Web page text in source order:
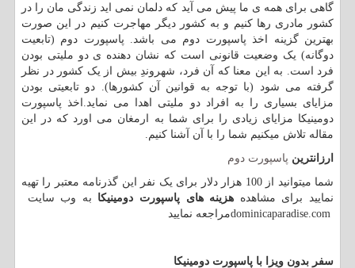
گاهی برای همه ی ما پیش می آید که دلمان نمی اید زندگی مان را در
کشور مادری رها کنیم و به کشور دیگر مهاجرت کنیم در این صورت
بهترین گزینه اخذ پاسپورت دوم می باشد. پاسپورت دوم (تابعیت
دوگانه) یک وضعیت قانونی است که نشان دهنده ی دو ملیتی بودن
فرد است. به این معنا که آن فرد، شهروندِ بیش از یک کشور در نظر
گرفته می شود (با توجه به قوانین آن کشورها). دو تابعیتی بودن
مزایای بسیاری را به افراد دو ملیتی اهدا می نماید.اخذ پاسپورت
دومینیکا مزایای زیادی را برای شما به ارمغان می اورد که در این
مقاله تلاش میکنیم شما را با آن آشنا کنیم.
ارزانترین پاسپورت دوم
شما میتوانید از 100 هزار دلار برای یک نفر این گذرنامه معتبر را تهیه
نمایید برای مشاهده هزینه های پاسپورت دومینیکا به وب سایت
dominicaparadise.comمراجعه نمایید
سفر بدون ویزا با پاسپورت دومینیکا